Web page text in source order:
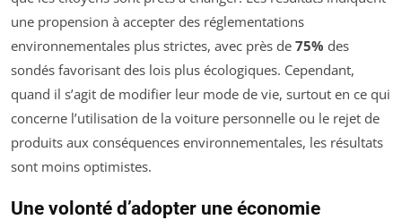
une propension à accepter des réglementations
environnementales plus strictes, avec près de 75% des
sondés favorisant des lois plus écologiques. Cependant,
quand il s’agit de modifier leur mode de vie, surtout en ce qui
concerne l’utilisation de la voiture personnelle ou le rejet de
produits aux conséquences environnementales, les résultats
sont moins optimistes.
Une volonté d’adopter une économie